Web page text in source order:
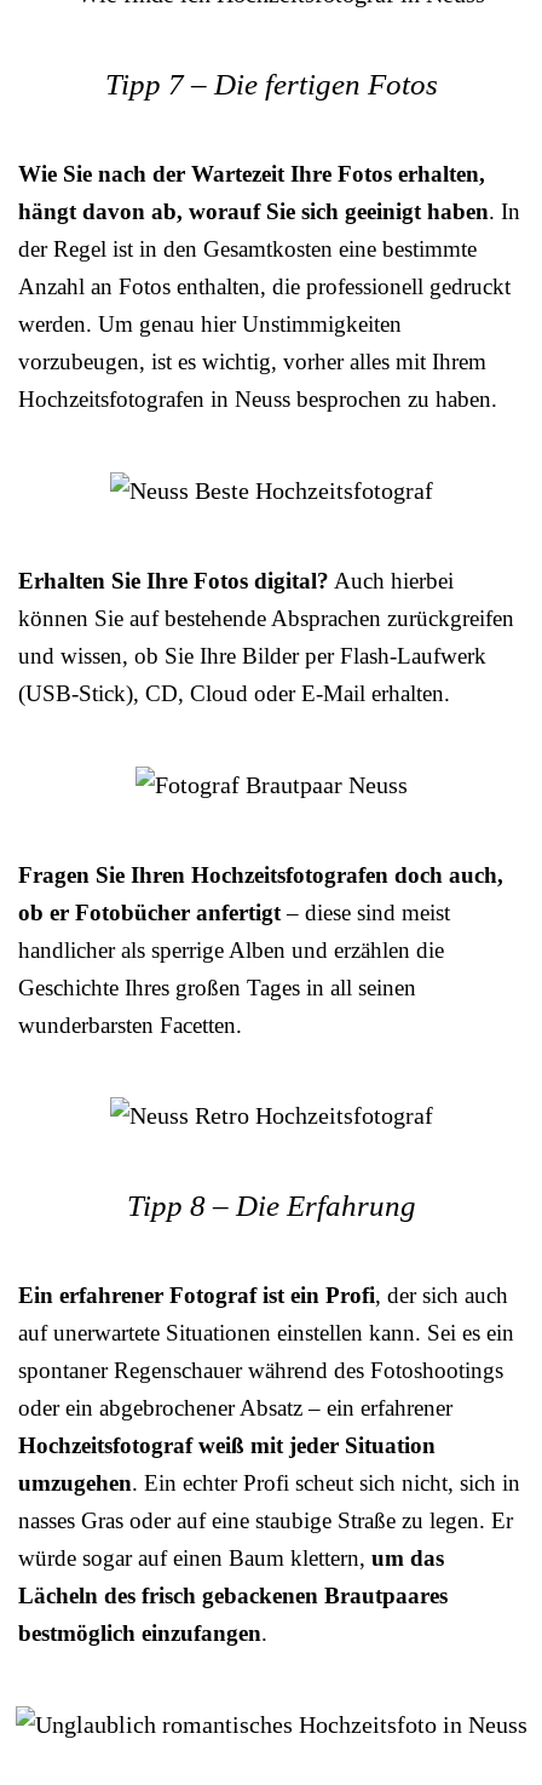
Tipp 7 – Die fertigen Fotos
Wie Sie nach der Wartezeit Ihre Fotos erhalten,
hängt davon ab, worauf Sie sich geeinigt haben. In
der Regel ist in den Gesamtkosten eine bestimmte
Anzahl an Fotos enthalten, die professionell gedruckt
werden. Um genau hier Unstimmigkeiten
vorzubeugen, ist es wichtig, vorher alles mit Ihrem
Hochzeitsfotografen in Neuss besprochen zu haben.
Erhalten Sie Ihre Fotos digital? Auch hierbei
können Sie auf bestehende Absprachen zurückgreifen
und wissen, ob Sie Ihre Bilder per Flash-Laufwerk
(USB-Stick), CD, Cloud oder E-Mail erhalten.
Fragen Sie Ihren Hochzeitsfotografen doch auch,
ob er Fotobücher anfertigt– diese sind meist
handlicher als sperrige Alben und erzählen die
Geschichte Ihres großen Tages in all seinen
wunderbarsten Facetten.
Tipp 8 – Die Erfahrung
Ein erfahrener Fotograf ist ein Profi, der sich auch
auf unerwartete Situationen einstellen kann. Sei es ein
spontaner Regenschauer während des Fotoshootings
oder ein abgebrochener Absatz – ein erfahrener
Hochzeitsfotograf weiß mit jeder Situation
umzugehen. Ein echter Profi scheut sich nicht, sich in
nasses Gras oder auf eine staubige Straße zu legen. Er
würde sogar auf einen Baum klettern, um das
Lächeln des frisch gebackenen Brautpaares
bestmöglich einzufangen.